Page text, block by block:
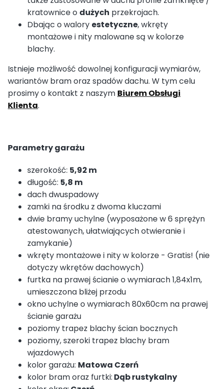
kratownice o dużych przekrojach.
Dbając o walory estetyczne, wkręty
montażowe i nity malowane są w kolorze
blachy.
Istnieje możliwość dowolnej konfiguracji wymiarów,
wariantów bram oraz spadów dachu. W tym celu
prosimy o kontakt z naszym Biurem Obsługi
Klienta.
Parametry garażu
szerokość: 5,92 m
długość: 5,8 m
dach dwuspadowy
zamki na środku z dwoma kluczami
dwie bramy uchylne (wyposażone w 6 sprężyn
atestowanych, ułatwiających otwieranie i
zamykanie)
wkręty montażowe i nity w kolorze - Gratis! (nie
dotyczy wkrętów dachowych)
furtka na prawej ścianie o wymiarach 1,84x1m,
umieszczona bliżej przodu
okno uchylne o wymiarach 80x60cm na prawej
ścianie garażu
poziomy trapez blachy ścian bocznych
poziomy, szeroki trapez blachy bram
wjazdowych
kolor garażu: Matowa Czerń
kolor bram oraz furtki: Dąb rustykalny